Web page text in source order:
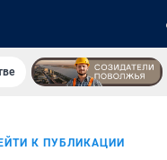
К ПУБЛИКАЦИИ